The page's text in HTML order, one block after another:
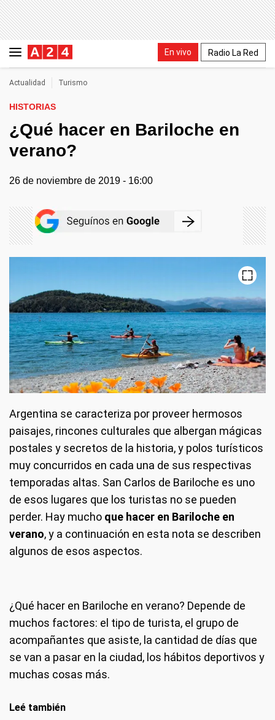
En vivo Radio La Red
Actualidad Turismo
HISTORIAS
¿Qué hacer en Bariloche en
verano?
26 de noviembre de 2019 - 16:00
Argentina se caracteriza por proveer hermosos
paisajes, rincones culturales que albergan mágicas
postales y secretos de la historia, y polos turísticos
muy concurridos en cada una de sus respectivas
temporadas altas. San Carlos de Bariloche es uno
de esos lugares que los turistas no se pueden
perder. Hay mucho que hacer en Bariloche en
verano, y a continuación en esta nota se describen
algunos de esos aspectos.
¿Qué hacer en Bariloche en verano? Depende de
muchos factores: el tipo de turista, el grupo de
acompañantes que asiste, la cantidad de días que
se van a pasar en la ciudad, los hábitos deportivos y
muchas cosas más.
Leé también